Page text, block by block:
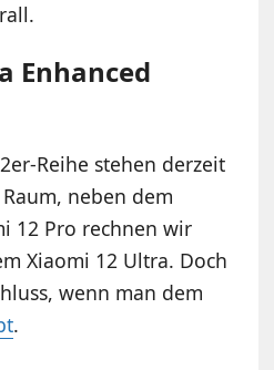
Enhanced
Reihe stehen derzeit
neben dem
12 Pro rechnen wir
Xiaomi 12 Ultra. Doch
wenn man dem
.